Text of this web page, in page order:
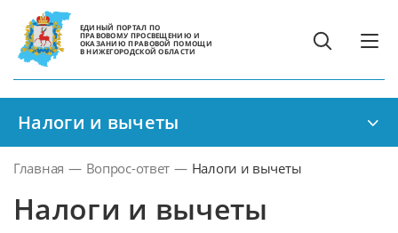
ЕДИНЫЙ ПОРТАЛ ПО
ПРАВОВОМУ ПРОСВЕЩЕНИЮ И
ОКАЗАНИЮ ПРАВОВОЙ ПОМОЩИ
В НИЖЕГОРОДСКОЙ ОБЛАСТИ
Налоги и вычеты
Главная — Вопрос-ответ — Налоги и вычеты
Налоги и вычеты